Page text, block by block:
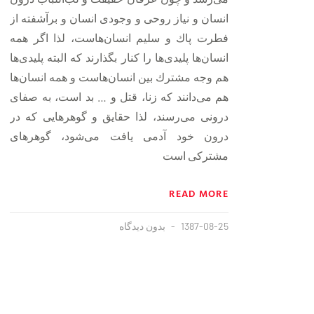
انسان و نياز روحی و وجودی انسان و برآشفته از
فطرت پاك و سليم انسان‌هاست، لذا اگر همه
انسان‌ها پليدی‌ها را كنار بگذارند كه البته پليدی‌ها
هم وجه مشترك بين انسان‌هاست و همه انسان‌ها
هم می‌دانند كه زنا، قتل و … بد است، به صفای
درونی می‌رسند، لذا حقايق و گوهر‌هايی كه در
درون خود آدمی يافت می‌شود، گوهرهای
مشتركی است
READ MORE
1387-08-25 بدون دیدگاه